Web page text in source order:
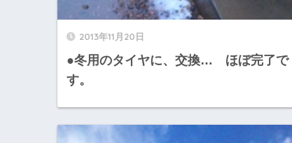
2013年11月20日
●冬用のタイヤに、交換… ほぼ完了で
す。